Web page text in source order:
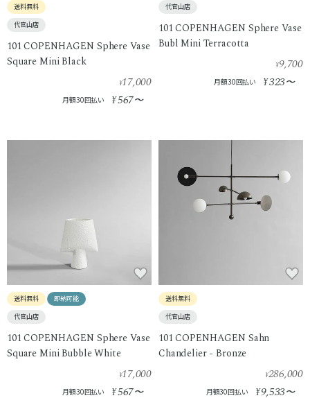
送料無料
代官山店
101 COPENHAGEN Sphere Vase
Square Mini Black
¥17,000
月額30回払い ¥567〜
代官山店
101 COPENHAGEN Sphere Vase
Bubl Mini Terracotta
¥9,700
月額30回払い ¥323〜
送料無料
即納可能
代官山店
101 COPENHAGEN Sphere Vase
Square Mini Bubble White
¥17,000
月額30回払い ¥567〜
送料無料
代官山店
101 COPENHAGEN Sahn
Chandelier - Bronze
¥286,000
月額30回払い ¥9,533〜